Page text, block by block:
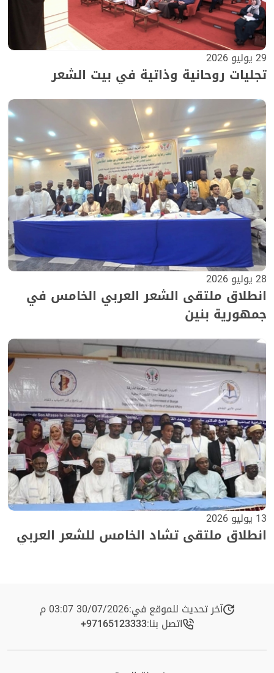
29 يوليو 2026
تجليات روحانية وذاتية في بيت الشعر
28 يوليو 2026
انطلاق ملتقى الشعر العربي الخامس في
جمهورية بنين
13 يوليو 2026
انطلاق ملتقى تشاد الخامس للشعر العربي
آخر تحديث للموقع في:30/07/2026 03:07 م
اتصل بنا:+97165123333​